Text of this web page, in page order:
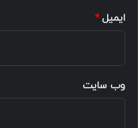
ایمیل*
وب‌ سایت